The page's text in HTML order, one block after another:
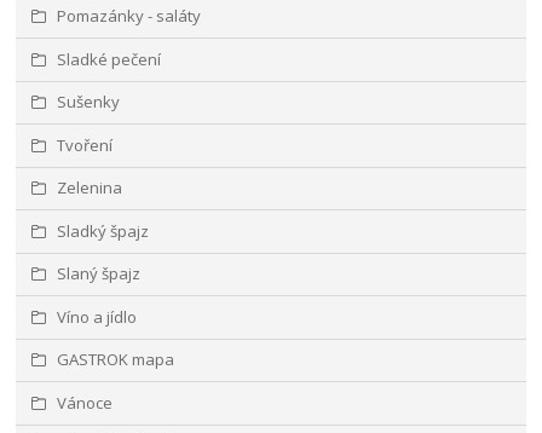
Pomazánky - saláty
Sladké pečení
Sušenky
Tvoření
Zelenina
Sladký špajz
Slaný špajz
Víno a jídlo
GASTROK mapa
Vánoce